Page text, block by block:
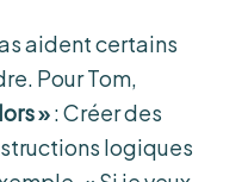
aident certains
Pour Tom,
»: Créer des
logiques